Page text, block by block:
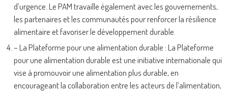
d’urgence. Le PAM travaille également avec les gouvernements,
les partenaires et les communautés pour renforcer la résilience
alimentaire et favoriser le développement durable.
– La Plateforme pour une alimentation durable : La Plateforme
pour une alimentation durable est une initiative internationale qui
vise à promouvoir une alimentation plus durable, en
encourageant la collaboration entre les acteurs de l’alimentation,